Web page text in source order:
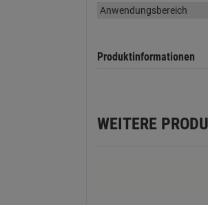
Anwendungsbereich
Produktinformationen
WEITERE